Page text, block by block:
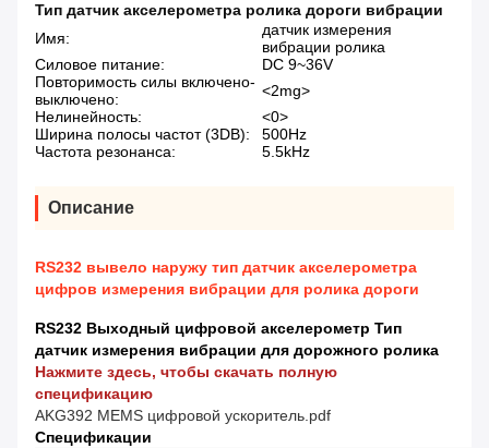
Тип датчик акселерометра ролика дороги вибрации
Имя:
датчик измерения
вибрации ролика
Силовое питание:
DC 9~36V
Повторимость силы включено-
выключено:
<2mg>
Нелинейность:
<0>
Ширина полосы частот (3DB):
500Hz
Частота резонанса:
5.5kHz
Описание
RS232 вывело наружу тип датчик акселерометра
цифров измерения вибрации для ролика дороги
RS232 Выходный цифровой акселерометр Тип
датчик измерения вибрации для дорожного ролика
Нажмите здесь, чтобы скачать полную
спецификацию
AKG392 MEMS цифровой ускоритель.pdf
Спецификации